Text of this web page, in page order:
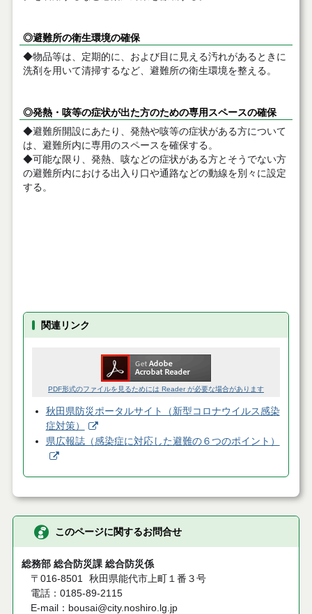
◎避難所の衛生環境の確保
◆物品等は、定期的に、および目に見える汚れがあるときに
洗剤を用いて清掃するなど、避難所の衛生環境を整える。
◎発熱・咳等の症状が出た方のための専用スペースの確保
◆避難所開設にあたり、発熱や咳等の症状がある方について
は、避難所内に専用のスペースを確保する。
◆可能な限り、発熱、咳などの症状がある方とそうでない方
の避難所内における出入り口や通路などの動線を別々に設定
する。
関連リンク
PDF形式のファイルを見るためには Reader が必要な場合があります
秋田県防災ポータルサイト（新型コロナウイルス感染
症対策）
県広報誌（感染症に対応した避難の６つのポイント）
このページに関するお問合せ
総務部 総合防災課 総合防災係
〒016-8501
秋田県能代市上町１番３号
電話：0185-89-2115
E-mail：bousai@city.noshiro.lg.jp